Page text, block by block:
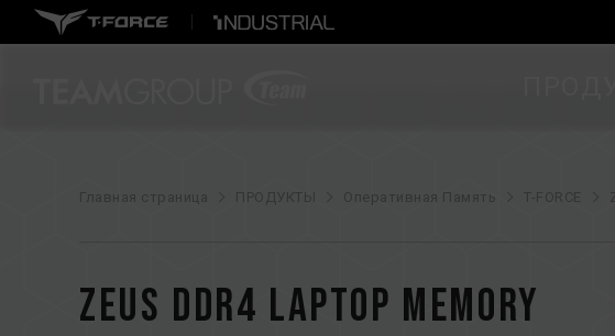
Главная страница ПРОДУКТЫ Оперативная Память T-FORCE
ZEUS DDR4 LAPTOP MEMORY